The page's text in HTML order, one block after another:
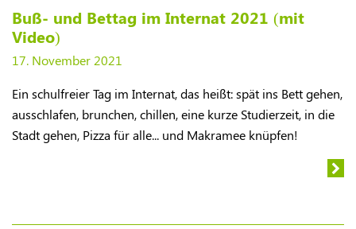
Buß- und Bettag im Internat 2021 (mit
Video)
17. November 2021
Ein schulfreier Tag im Internat, das heißt: spät ins Bett gehen,
ausschlafen, brunchen, chillen, eine kurze Studierzeit, in die
Stadt gehen, Pizza für alle... und Makramee knüpfen!